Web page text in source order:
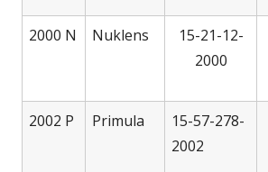
2000 N Nuklens
15-21-12-
2000
2002 P Primula
15-57-278-
2002